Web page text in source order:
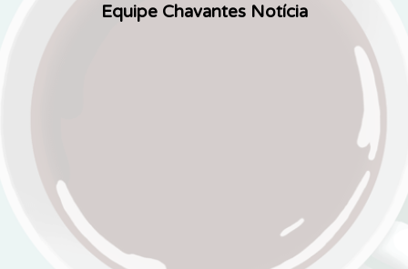
Equipe Chavantes Notícia